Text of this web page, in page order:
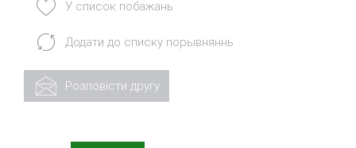
У список побажань
Додати до списку порывняннь
Розповісти другу